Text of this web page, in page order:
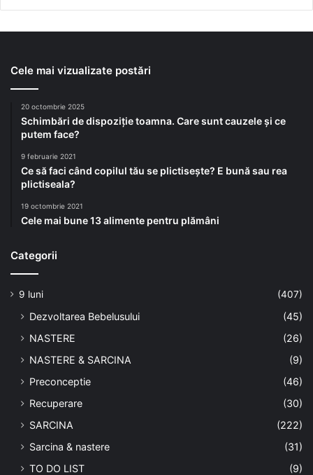
Cele mai vizualizate postări
20 octombrie 2025
Schimbări de dispoziție toamna. Care sunt cauzele și ce
putem face?
9 februarie 2021
Ce să faci când copilul tău se plictisește? E bună sau rea
plictiseala?
19 octombrie 2021
Cele mai bune 13 alimente pentru plămâni
Categorii
9 luni (407)
Dezvoltarea Bebelusului
(45)
NASTERE
(26)
NASTERE & SARCINA
(9)
Preconceptie
(46)
Recuperare
(30)
SARCINA
(222)
Sarcina & nastere
(31)
TO DO LIST
(9)